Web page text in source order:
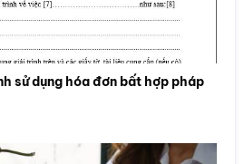
sử dụng hóa đơn bất hợp pháp